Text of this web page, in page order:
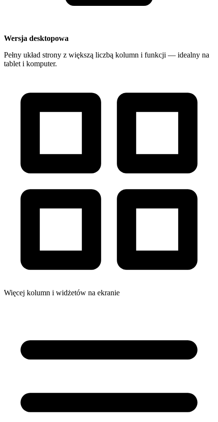
Wersja desktopowa
Pełny układ strony z większą liczbą kolumn i funkcji — idealny na
tablet i komputer.
Więcej kolumn i widżetów na ekranie